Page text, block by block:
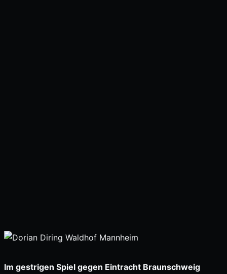
Im gestrigen Spiel gegen Eintracht Braunschweig